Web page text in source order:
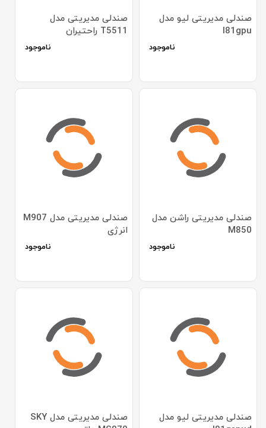
صندلی مدیریتی لیو مدل
I81gpu
ناموجود
صندلی مدیریتی مدل
T5511 راحتیران
ناموجود
صندلی مدیریتی راشن مدل
M850
ناموجود
صندلی مدیریتی مدل M907
انرژی
ناموجود
صندلی مدیریتی لیو مدل
صندلی مدیریتی مدل SKY